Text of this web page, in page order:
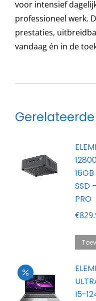
voor intensief
professioneel werk.
prestaties,
vandaag én in de
SSD
PRO
€
I5-